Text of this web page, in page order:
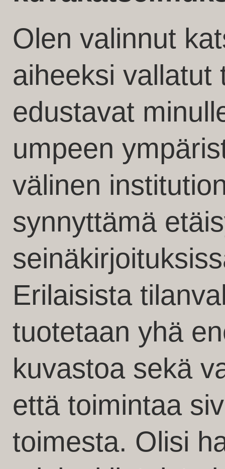
Olen valinnut
aiheeksi vallatut
edustavat
umpeen
välinen
synnyttämä
Erilaisista
tuotetaan yhä
kuvastoa sekä
että toimintaa
toimesta. Olisi